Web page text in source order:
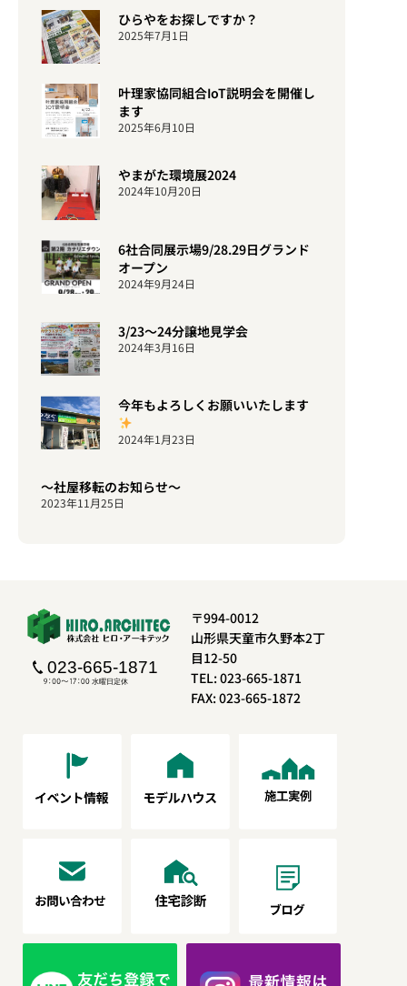
ひらやをお探しですか？
2025年7月1日
叶理家協同組合IoT説明会を開催し
ます
2025年6月10日
やまがた環境展2024
2024年10月20日
6社合同展示場9/28.29日グランド
オープン
2024年9月24日
3/23〜24分譲地見学会
2024年3月16日
今年もよろしくお願いいたします
2024年1月23日
〜社屋移転のお知らせ〜
2023年11月25日
〒994-0012
山形県天童市久野本2丁
目12-50
TEL: 023-665-1871
FAX: 023-665-1872